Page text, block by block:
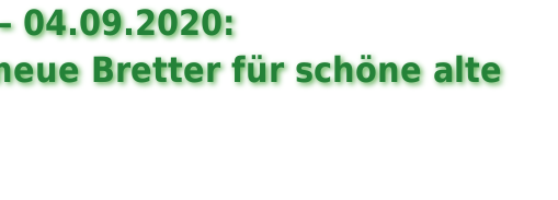
04.09.2020:
Bretter für schöne alte